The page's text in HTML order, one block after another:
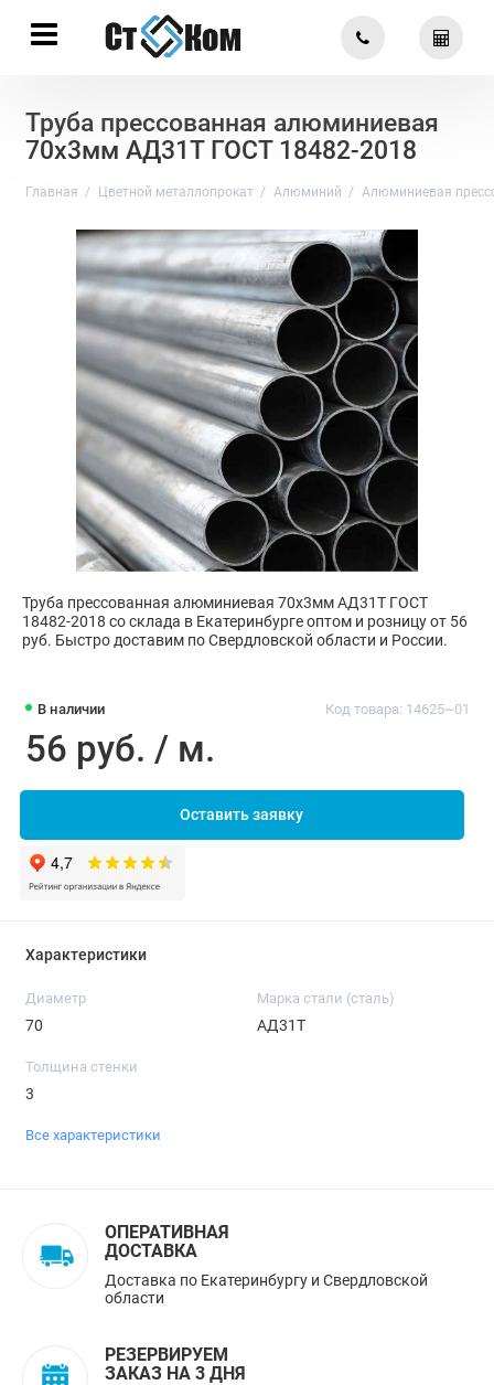
Труба прессованная алюминиевая
70х3мм АД31Т ГОСТ 18482-2018
Главная Цветной металлопрокат Алюминий Алюминиевая
В наличии Код товара: 14625~01
56 руб. / м.
Оставить заявку
Труба прессованная алюминиевая 70х3мм АД31Т ГОСТ
18482-2018 со склада в Екатеринбурге оптом и розницу от 56
руб. Быстро доставим по Свердловской области и России.
Характеристики
Диаметр
70
Марка стали (сталь)
АД31Т
Толщина стенки
3
Все характеристики
ОПЕРАТИВНАЯ
ДОСТАВКА
Доставка по Екатеринбургу и Свердловской
области
РЕЗЕРВИРУЕМ
ЗАКАЗ НА 3 ДНЯ